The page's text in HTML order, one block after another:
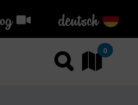
deutsch
Sucher
0